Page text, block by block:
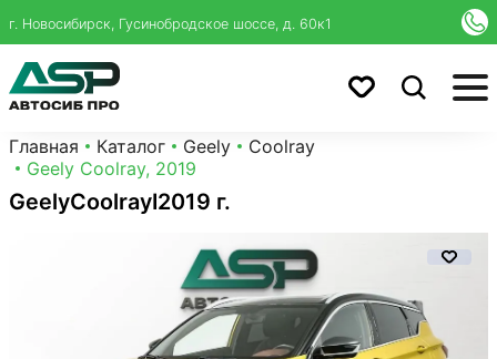
г. Новосибирск, Гусинобродское шоссе, д. 60к1
Главная Каталог Geely
Coolray
Geely Coolray, 2019
GeelyCoolrayI2019 г.